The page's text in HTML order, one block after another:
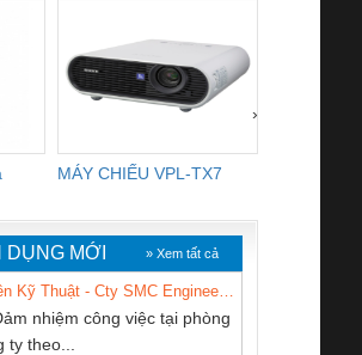
MÁY CHIẾU VPL-TX7
›
MỚI » Xem tất cả
nhiệm công việc tại phòng
theo...